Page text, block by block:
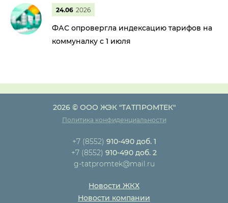
24.06 2026
ФАС опровергла индексацию тарифов на
коммуналку с 1 июля
2026 © ООО ЖЭК "ТАТПРОМТЕК"
Политика конфиденциальности
+7 (8552) 910-490 доб. 1
+7 (8552) 910-490 доб. 2
g-tatpromtek@mail.ru
Новости ЖКХ
Новости компании